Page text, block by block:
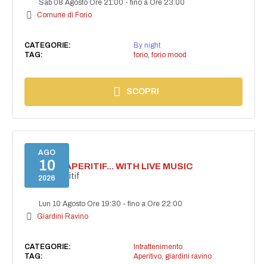
Sab 08 Agosto Ore 21:00 -fino a Ore 23:00
Comune di Forio
CATEGORIE:
By night
TAG:
forio, forio mood
SCOPRI
AGO
10
2026
SECRET APERITIF... WITH LIVE MUSIC
Secret aperitif
Lun 10 Agosto Ore 19:30 -fino a Ore 22:00
Giardini Ravino
CATEGORIE:
Intrattenimento
TAG:
Aperitivo, giardini ravino